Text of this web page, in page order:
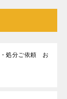
・処分ご依頼 お